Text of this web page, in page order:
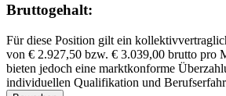
Bruttogehalt:
Für diese Position gilt ein
von € 2.927,50 bzw. € 3.039,00 brutto pro
bieten jedoch eine marktkonforme
individuellen Qualifikation und